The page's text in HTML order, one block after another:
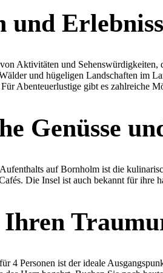
Aktivitäten und Sehenswürdigkeiten,
und hügeligen Landschaften im
Abenteuerlustige gibt es zahlreiche
Genüsse
auf Bornholm ist die
Die Insel ist auch bekannt für
Ihren
4 Personen ist der ideale